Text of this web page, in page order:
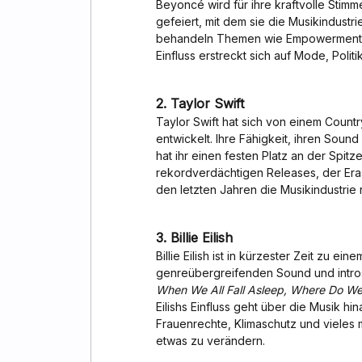
Beyoncé wird für ihre kraftvolle
gefeiert, mit dem sie die
behandeln Themen wie
Einfluss erstreckt sich auf Mode,
2. Taylor Swift
Taylor Swift hat sich von einem
entwickelt. Ihre Fähigkeit, ihren
hat ihr einen festen Platz an der
rekordverdächtigen Releases, der
den letzten Jahren die Musikindustrie
3. Billie Eilish
Billie Eilish ist in kürzester Zeit zu
genreübergreifenden Sound und
When We All Fall Asleep, Where Do
Eilishs Einfluss geht über die Musik
Frauenrechte, Klimaschutz und
etwas zu verändern.